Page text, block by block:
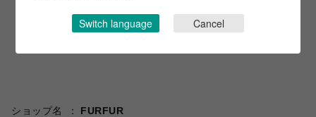
ショップ名
FURFUR
Switch language Cancel